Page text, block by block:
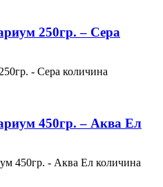
250гр. – Сера
- Сера количина
450гр. – Аква Ел
450гр. - Аква Ел количина